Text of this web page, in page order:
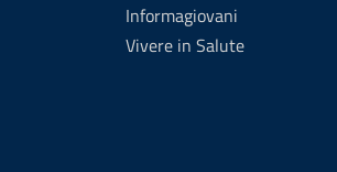
Informagiovani
Vivere in Salute